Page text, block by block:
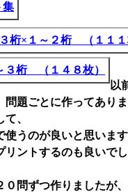
集
桁×１～２桁 （１１１
桁 （１４８枚）
以
問題ごとに作ってあり
、
使うのが良いと思いま
ントするのも良いでし
問ずつ作りましたが、